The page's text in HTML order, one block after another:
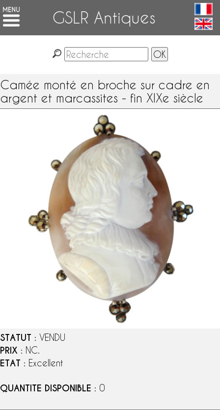
GSLR Antiques
Camée monté en broche sur cadre en
argent et marcassites - fin XIXe siècle
STATUT : VENDU
PRIX : NC.
ETAT : Excellent
QUANTITE DISPONIBLE : 0